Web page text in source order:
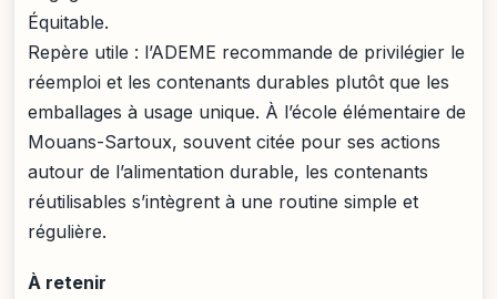
Équitable.
Repère utile : l’ADEME recommande de privilégier le
réemploi et les contenants durables plutôt que les
emballages à usage unique. À l’école élémentaire de
Mouans-Sartoux, souvent citée pour ses actions
autour de l’alimentation durable, les contenants
réutilisables s’intègrent à une routine simple et
régulière.
À retenir